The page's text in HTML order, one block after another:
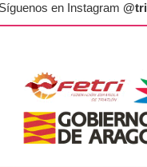
Síguenos en Instagram